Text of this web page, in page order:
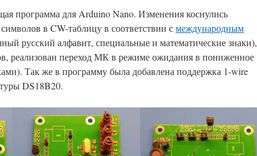
программа для Arduino Nano. Изменения коснулись
в CW-таблицу в соответствии смеждународным
русский алфавит, специальные и математические знаки),
реализован переход МК в режиме ожидания в пониженное
Так же в программу была добавлена поддержка 1-wire
DS18B20.